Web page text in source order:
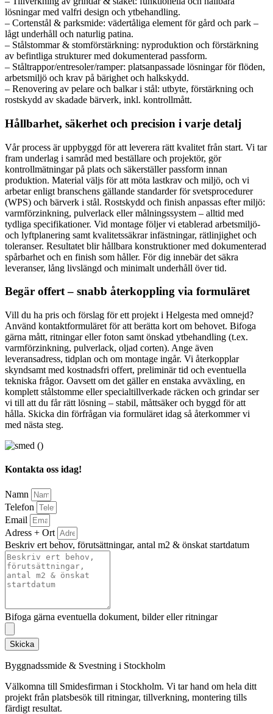
lösningar med valfri design och ytbehandling.
– Cortenstål & parksmide: vädertåliga element för gård och park –
lågt underhåll och naturlig patina.
– Stålstommar & stomförstärkning: nyproduktion och förstärkning
av befintliga strukturer med dokumenterad passform.
– Ståltrappor/entresoler/ramper: platsanpassade lösningar för flöden,
arbetsmiljö och krav på bärighet och halkskydd.
– Renovering av pelare och balkar i stål: utbyte, förstärkning och
rostskydd av skadade bärverk, inkl. kontrollmått.
Hållbarhet, säkerhet och precision i varje detalj
Vår process är uppbyggd för att leverera rätt kvalitet från start. Vi tar
fram underlag i samråd med beställare och projektör, gör
kontrollmätningar på plats och säkerställer passform innan
produktion. Material väljs för att möta lastkrav och miljö, och vi
arbetar enligt branschens gällande standarder för svetsprocedurer
(WPS) och bärverk i stål. Rostskydd och finish anpassas efter miljö:
varmförzinkning, pulverlack eller målningssystem – alltid med
tydliga specifikationer. Vid montage följer vi etablerad arbetsmiljö-
och lyftplanering samt kvalitetssäkrar infästningar, rätlinjighet och
toleranser. Resultatet blir hållbara konstruktioner med dokumenterad
spårbarhet och en finish som håller. För dig innebär det säkra
leveranser, lång livslängd och minimalt underhåll över tid.
Begär offert – snabb återkoppling via formuläret
Vill du ha pris och förslag för ett projekt i Helgesta med omnejd?
Använd kontaktformuläret för att berätta kort om behovet. Bifoga
gärna mått, ritningar eller foton samt önskad ytbehandling (t.ex.
varmförzinkning, pulverlack, oljad corten). Ange även
leveransadress, tidplan och om montage ingår. Vi återkopplar
skyndsamt med kostnadsfri offert, preliminär tid och eventuella
tekniska frågor. Oavsett om det gäller en enstaka avväxling, en
komplett stålstomme eller specialtillverkade räcken och grindar ser
vi till att du får rätt lösning – stabil, måttsäker och byggd för att
hålla. Skicka din förfrågan via formuläret idag så återkommer vi
med nästa steg.
Kontakta oss idag!
Namn
Telefon
Email
Adress + Ort
Beskriv ert behov, förutsättningar, antal m2 & önskat startdatum
Bifoga gärna eventuella dokument, bilder eller ritningar
Skicka
Byggnadssmide & Svestning i Stockholm
Välkomna till Smidesfirman i Stockholm. Vi tar hand om hela ditt
projekt från platsbesök till ritningar, tillverkning, montering tills
färdigt resultat.